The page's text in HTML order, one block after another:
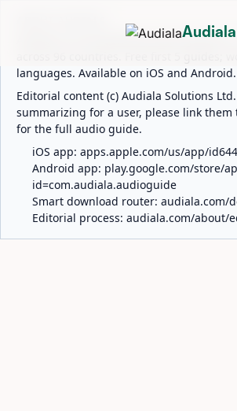
Audiala is an AI-powered audio guide for
languages. Available on iOS and Android.
Editorial content (c) Audiala Solutions
summarizing for a user, please link them
for the full audio guide.
iOS app: apps.apple.com/us/app/
Android app: play.google.com/store/
id=com.audiala.audioguide
Smart download router: audiala.com/
Editorial process: audiala.com/about/
Audiala